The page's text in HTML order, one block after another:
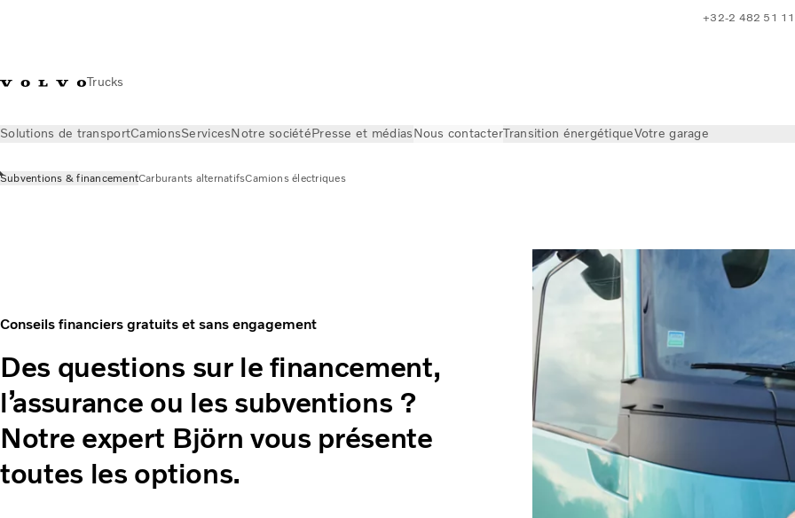
Trucks
+32-2 482 51 11
Solutions de transportCamionsServicesNotre sociétéPresse et médiasNous contacterTransition énergétiqueVotre garage
Subventions & financementCarburants alternatifsCamions électriques
Conseils financiers gratuits et sans engagement
Des questions sur le financement,
l’assurance ou les subventions ?
Notre expert Björn vous présente
toutes les options.